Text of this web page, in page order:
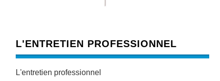
L'ENTRETIEN PROFESSIONNEL
L'entretien professionnel